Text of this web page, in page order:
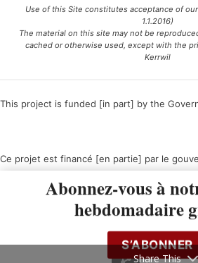
Use of this Site constitutes acceptance of
1.1.2016)
The material on this site may not be
cached or otherwise used, except with the
Kerrwil
This project is funded [in part] by the
Ce projet est financé [en partie] par le
Abonnez-vous à
hebdomadaire
S’ABONNER
Share This